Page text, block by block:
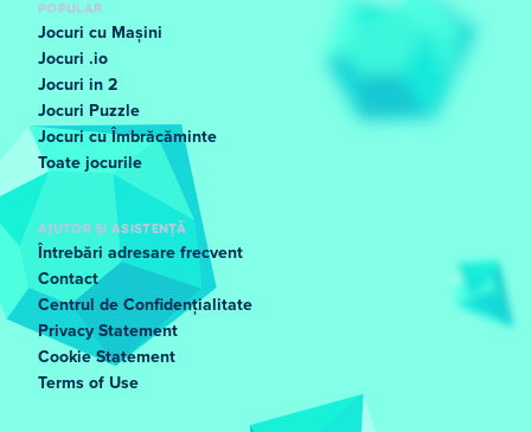
POPULAR
Jocuri cu Mașini
Jocuri .io
Jocuri in 2
Jocuri Puzzle
Jocuri cu Îmbrăcăminte
Toate jocurile
AJUTOR ȘI ASISTENȚĂ
Întrebări adresare frecvent
Contact
Centrul de Confidențialitate
Privacy Statement
Cookie Statement
Terms of Use